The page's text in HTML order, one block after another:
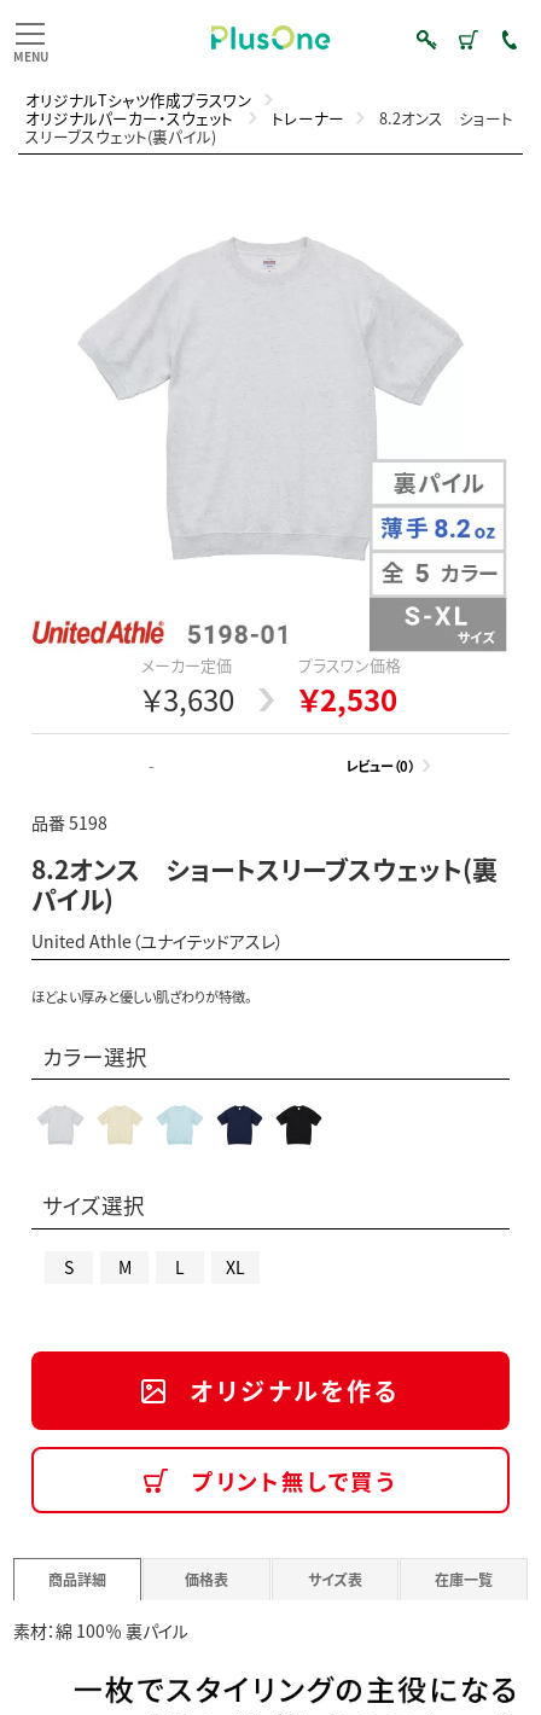
オリジナルTシャツ作成プラスワン
オリジナルパーカー・スウェット トレーナー 8.2オンス ショート
スリーブスウェット(裏パイル)
メーカー定価
￥3,630
プラスワン価格
￥2,530
- レビュー（0）
品番 5198
8.2オンス ショートスリーブスウェット(裏
パイル)
United Athle（ユナイテッドアスレ）
ほどよい厚みと優しい肌ざわりが特徴。
カラー選択
サイズ選択
S M L XL
オリジナルを作る
プリント無しで買う
商品詳細 価格表 サイズ表 在庫一覧
素材：綿 100％ 裏パイル